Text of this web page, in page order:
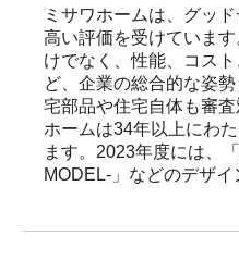
ミサワホームは、グッ
高い評価を受けていま
けでなく、性能、コス
ど、企業の総合的な姿
宅部品や住宅自体も審
ホームは34年以上にわ
ます。2023年度には、
MODEL-」などのデザイ